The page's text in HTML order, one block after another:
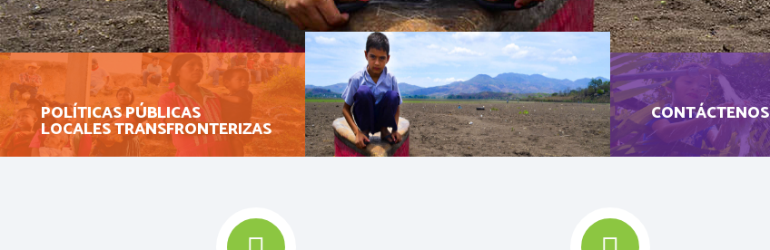
POLÍTICAS PÚBLICAS
LOCALES TRANSFRONTERIZAS
CONTÁCTENOS